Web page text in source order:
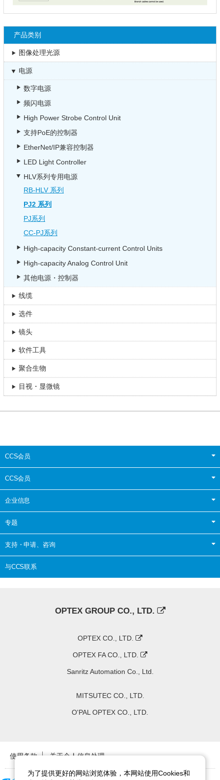
产品类别
图像处理光源
电源
数字电源
频闪电源
High Power Strobe Control Unit
支持PoE的控制器
EtherNet/IP兼容控制器
LED Light Controller
HLV系列专用电源
RB-HLV 系列
PJ2 系列
PJ系列
CC-PJ系列
High-capacity Constant-current Control Units
High-capacity Analog Control Unit
其他电源・控制器
线缆
选件
镜头
软件工具
聚合生物
目视・显微镜
CCS会员
CCS会员
企业信息
专题
支持・申请、咨询
与CCS联系
OPTEX GROUP CO., LTD.
OPTEX CO., LTD.
OPTEX FA CO., LTD.
Sanritz Automation Co., Ltd.
MITSUTEC CO., LTD.
O'PAL OPTEX CO., LTD.
使用条款 关于个人信息处理
为了提供更好的网站浏览体验，本网站使用Cookies和